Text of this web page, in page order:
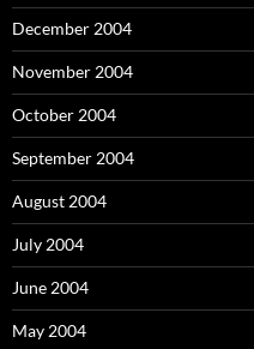
December 2004
November 2004
October 2004
September 2004
August 2004
July 2004
June 2004
May 2004